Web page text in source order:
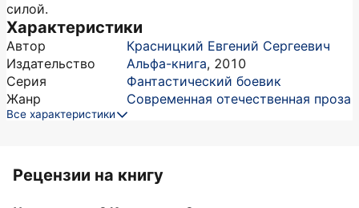
силой.
Характеристики
Автор
Красницкий Евгений Сергеевич
Издательство
Альфа-книга, 2010
Серия
Фантастический боевик
Жанр
Современная отечественная проза
Все характеристики
Рецензии на книгу